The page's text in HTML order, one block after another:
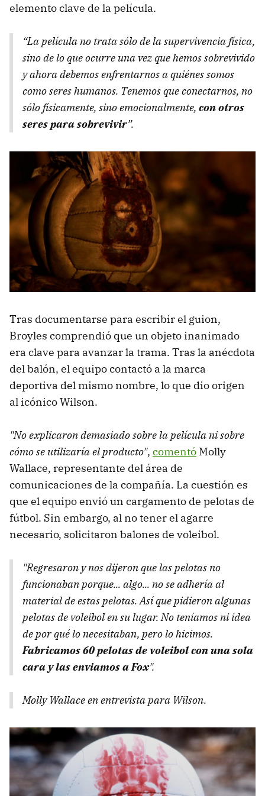
elemento clave de la película.
“La película no trata sólo de la supervivencia física,
sino de lo que ocurre una vez que hemos sobrevivido
y ahora debemos enfrentarnos a quiénes somos
como seres humanos. Tenemos que conectarnos, no
sólo físicamente, sino emocionalmente, con otros
seres para sobrevivir”.
Tras documentarse para escribir el guion,
Broyles comprendió que un objeto inanimado
era clave para avanzar la trama. Tras la anécdota
del balón, el equipo contactó a la marca
deportiva del mismo nombre, lo que dio origen
al icónico Wilson.
"No explicaron demasiado sobre la película ni sobre
cómo se utilizaría el producto", comentó Molly
Wallace, representante del área de
comunicaciones de la compañía. La cuestión es
que el equipo envió un cargamento de pelotas de
fútbol. Sin embargo, al no tener el agarre
necesario, solicitaron balones de voleibol.
"Regresaron y nos dijeron que las pelotas no
funcionaban porque... algo... no se adhería al
material de estas pelotas. Así que pidieron algunas
pelotas de voleibol en su lugar. No teníamos ni idea
de por qué lo necesitaban, pero lo hicimos.
Fabricamos 60 pelotas de voleibol con una sola
cara y las enviamos a Fox".
Molly Wallace en entrevista para Wilson.